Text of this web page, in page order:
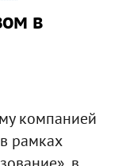
в
компанией
рамках